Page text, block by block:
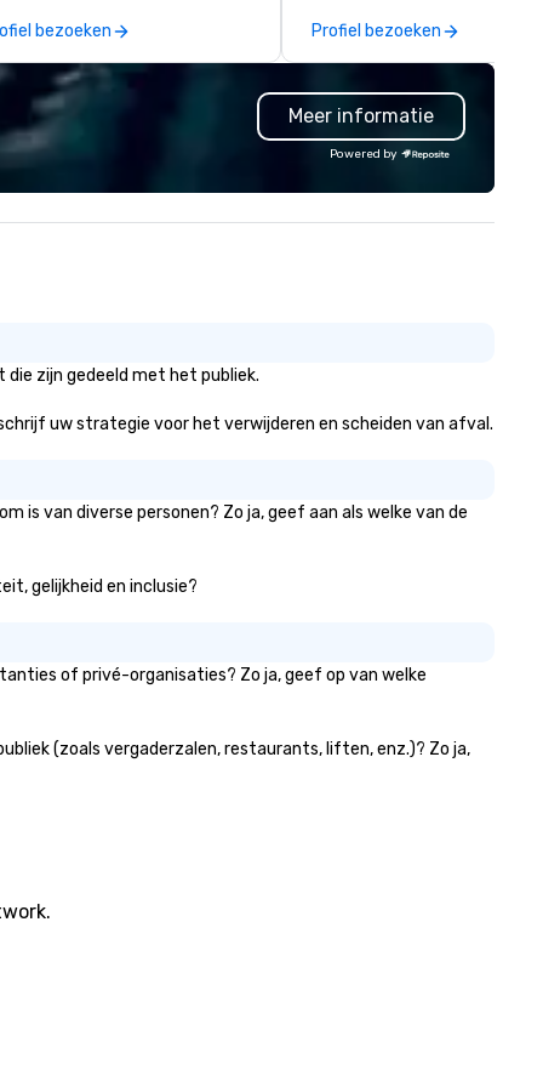
for time-sensitive
recurring programs. Our
combines strategy,
and logistics to ensure
items are delivered
with brand standards.
work as an extension of our
bezoeken Profiel bezoeken
Meer informatie
Powered by
zijn gedeeld met het publiek.
uw strategie voor het verwijderen en scheiden van afval.
is van diverse personen? Zo ja, geef aan als welke van de
gelijkheid en inclusie?
of privé-organisaties? Zo ja, geef op van welke
(zoals vergaderzalen, restaurants, liften, enz.)? Zo ja,